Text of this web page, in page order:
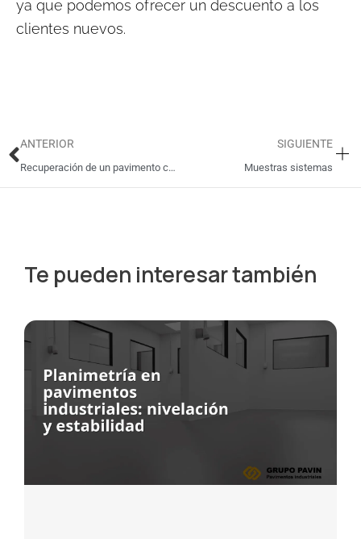
ya que podemos ofrecer un descuento a los
clientes nuevos.
Ant
ANTERIOR
Recuperación de un pavimento cerámico con resinas
SIGUIENTE
Muestras sistemas
Te pueden interesar también